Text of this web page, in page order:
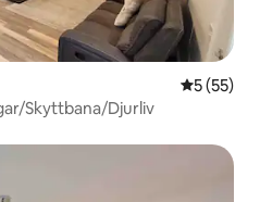
5 av 5 i
5 (55)
Skyttbana/Djurliv